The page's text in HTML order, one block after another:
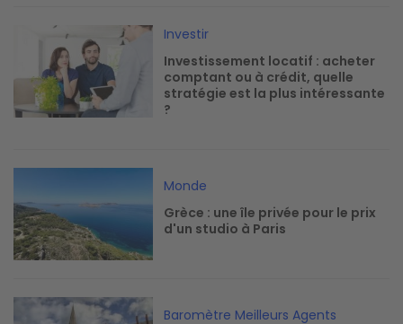
Investir
Investissement locatif : acheter
comptant ou à crédit, quelle
stratégie est la plus intéressante
?
Monde
Grèce : une île privée pour le prix
d'un studio à Paris
Image Baromètre Meilleurs Agents